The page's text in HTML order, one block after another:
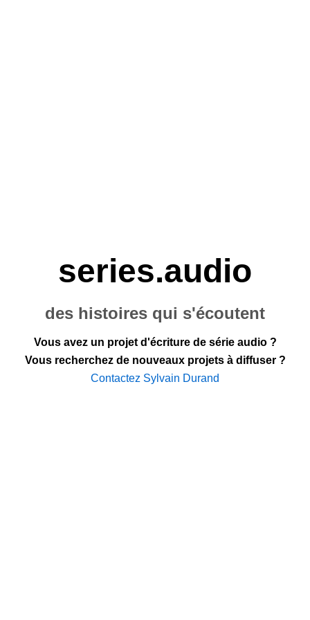
series.audio
des histoires qui s'écoutent
Vous avez un projet d'écriture de série audio ?
Vous recherchez de nouveaux projets à diffuser ?
Contactez Sylvain Durand